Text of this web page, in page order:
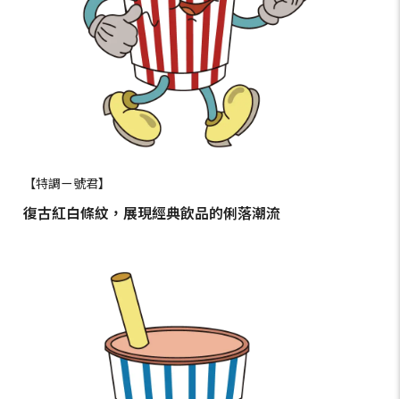
【特調ㄧ號君】
復古紅白條紋，展現經典飲品的俐落潮流